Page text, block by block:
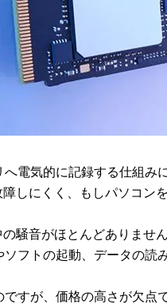
電気的に記録する仕組
しにくく、もしパソコン
騒音がほとんどありま
フトの起動、データの読
すが、価格の高さが欠